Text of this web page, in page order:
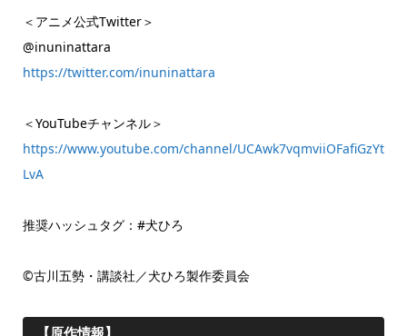
＜アニメ公式Twitter＞
@inuninattara
https://twitter.com/inuninattara
＜YouTubeチャンネル＞
https://www.youtube.com/channel/UCAwk7vqmviiOFafiGzYt
LvA
推奨ハッシュタグ：#犬ひろ
©古川五勢・講談社／犬ひろ製作委員会